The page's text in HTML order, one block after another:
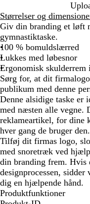
a
t
u
r
f
a
r
v
e
t
a
r
i
n
e
b
l
å
/
r
å
h
v
i
d
Størrelser og
Giv din branding et løft
gymnastiktaske.
100 % bomuldslærred
Lukkes med løbesnor
Ergonomisk skulderrem
Sørg for, at dit
publikum med denne
Denne alsidige taske er
med næsten alle vegne.
reklameartikel, for dine
hver gang de bruger
Tilføj dit firmas logo,
med snoretræk ved
din branding frem.
designprocessen,
dig en hjælpende hånd.
Produktfunktioner